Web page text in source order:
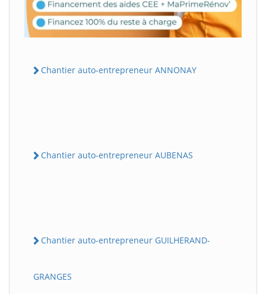
Chantier auto-entrepreneur ANNONAY
Chantier auto-entrepreneur AUBENAS
Chantier auto-entrepreneur GUILHERAND-
GRANGES